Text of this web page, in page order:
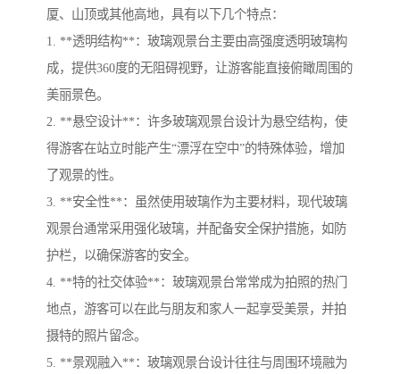
厦、山顶或其他高地，具有以下几个特点：
1. **透明结构**：玻璃观景台主要由高强度透明玻璃构
成，提供360度的无阻碍视野，让游客能直接俯瞰周围的
美丽景色。
2. **悬空设计**：许多玻璃观景台设计为悬空结构，使
得游客在站立时能产生“漂浮在空中”的特殊体验，增加
了观景的性。
3. **安全性**：虽然使用玻璃作为主要材料，现代玻璃
观景台通常采用强化玻璃，并配备安全保护措施，如防
护栏，以确保游客的安全。
4. **特的社交体验**：玻璃观景台常常成为拍照的热门
地点，游客可以在此与朋友和家人一起享受美景，并拍
摄特的照片留念。
5. **景观融入**：玻璃观景台设计往往与周围环境融为